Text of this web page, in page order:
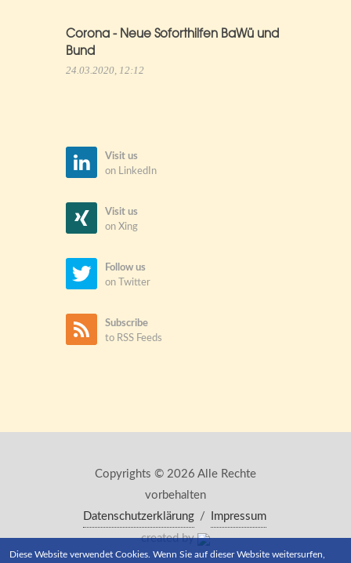
Diese Website verwendet Cookies. Wenn Sie auf dieser Website weitersurfen,
Corona - Neue Soforthilfen BaWü und
Bund
24.03.2020, 12:12
Visit us
on LinkedIn
Visit us
on Xing
Follow us
on Twitter
Subscribe
to RSS Feeds
Copyrights © 2026 Alle Rechte
vorbehalten
Datenschutzerklärung /
Impressum
created by